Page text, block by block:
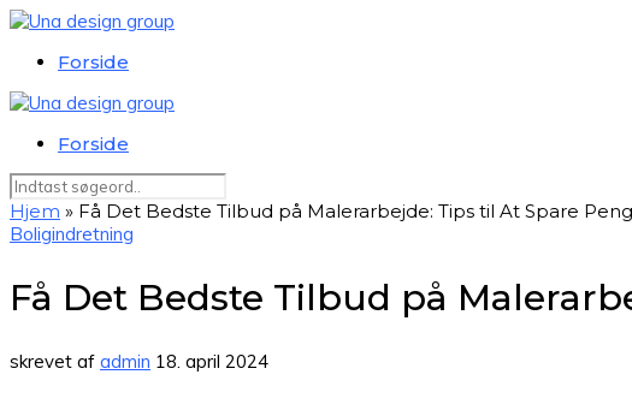
Forside
Forside
Hjem » Få Det Bedste Tilbud på Malerarbejde: Tips til At Spare
Boligindretning
Få Det Bedste Tilbud på
skrevet af admin 18. april 2024